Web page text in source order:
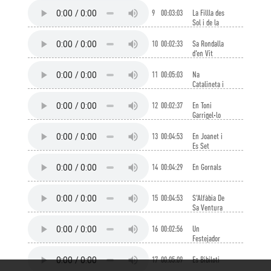
9 00:03:03
La Fillla des
Sol i de la
10 00:02:33
Sa Rondalla
d'en Vit
11 00:05:03
Na
Catalineta i
Catalinota
12 00:02:37
En Toni
Garrigel·lo
13 00:04:53
En Joanet i
Es Set
14 00:04:29 En Gornals
15 00:04:53
S'Alfàbia De
Sa Ventura
16 00:02:56
Un
Festejador
17 00:05:09 Es Bibiloti